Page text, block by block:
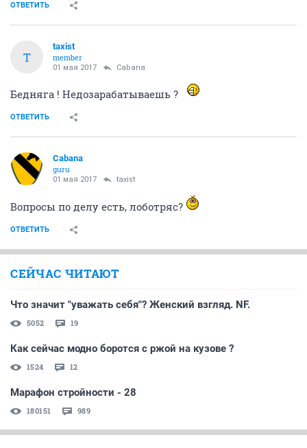
ОТВЕТИТЬ
T
taxist
member
01 мая 2017 Cabana
Бедняга ! Недозарабатываешь ?
ОТВЕТИТЬ
Cabana
guru
01 мая 2017 taxist
Вопросы по делу есть, лоботряс?
ОТВЕТИТЬ
СЕЙЧАС ЧИТАЮТ
Что значит "уважать себя"? Женский взгляд. NF.
5052 19
Как сейчас модно боротся с ржой на кузове ?
1524 12
Марафон стройности - 28
180151 989